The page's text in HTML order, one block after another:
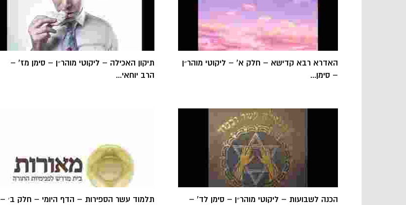
תיקון האכילה – ליקוטי מוהר״ן – סימן מז' –
הרב יוחאי...
האדרא רבא קדישא – חלק א' – ליקוטי מוהר״ן
– סימן...
תלמוד עשר הספירות – הדף היומי – חלק ב׳ –
הכנה לשבועות – ליקוטי מוהר״ן – סימן לד' –